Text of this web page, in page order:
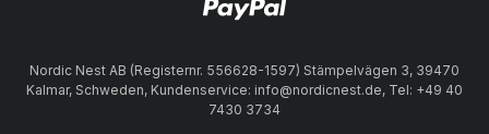
Nordic Nest AB (Registernr. 556628-1597) Stämpelvägen 3, 39470
Kalmar, Schweden, Kundenservice: info@nordicnest.de, Tel: +49 40
7430 3734